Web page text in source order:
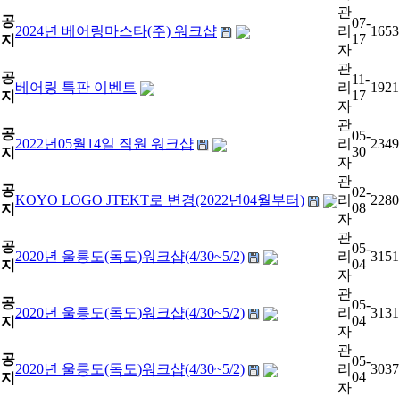
공
지
2024년 베어링마스타(주) 워크샵
관
리
자
07-
17
1653
공
지
베어링 특판 이벤트
관
리
자
11-
17
1921
공
지
2022년05월14일 직원 워크샵
관
리
자
05-
30
2349
공
지
KOYO LOGO JTEKT로 변경(2022년04월부터)
관
리
자
02-
08
2280
공
지
2020년 울릉도(독도)워크샵(4/30~5/2)
관
리
자
05-
04
3151
공
지
2020년 울릉도(독도)워크샵(4/30~5/2)
관
리
자
05-
04
3131
공
지
2020년 울릉도(독도)워크샵(4/30~5/2)
관
리
자
05-
04
3037